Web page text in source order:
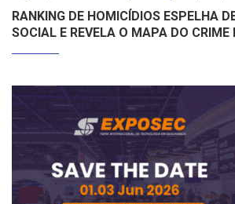
RANKING DE HOMICÍDIOS ESPELHA
SOCIAL E REVELA O MAPA DO CRIME